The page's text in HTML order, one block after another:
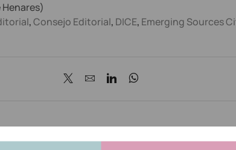
,Consejo Editorial, DICE, Emerging Sources